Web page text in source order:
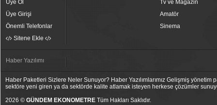
Üye Ol
Üye Girişi
Önemli Telefonlar
Sitene Ekle
Tv ve Magazin
Amatör
Sinema
Haber Yazılımı
Haber Paketleri Sizlere Neler Sunuyor? Haber Yazılımlarımız Gelişmiş
sektöre yeni giren ya da sektörde kalite atlamak isteyen herkese çözümler
2026 © GÜNDEM EKONOMETRE Tüm Hakları Saklıdır.